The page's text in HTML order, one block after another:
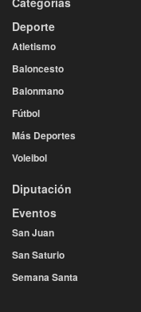
Deporte
Atletismo
Baloncesto
Balonmano
Fútbol
Más Deportes
Voleibol
Diputación
Eventos
San Juan
San Saturio
Semana Santa